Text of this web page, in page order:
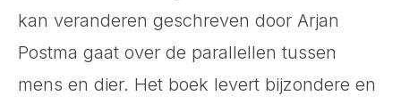
kan veranderen geschreven door Arjan
Postma gaat over de parallellen tussen
mens en dier. Het boek levert bijzondere en